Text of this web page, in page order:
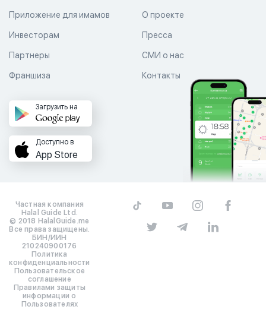
Приложение для имамов О проекте
Пресса
СМИ о нас
Контакты
Инвесторам
Партнеры
Франшиза
Загрузить на
Доступно в
App Store
Частная компания
Halal Guide Ltd.
© 2018 HalalGuide.me
Все права защищены.
БИН/ИИН
210240900176
Политика
конфиденциальности
Пользовательское
соглашение
Правилами защиты
информации о
Пользователях